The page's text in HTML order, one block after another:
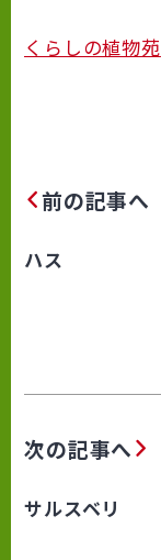
くらしの植物苑
前の記事へ
ハス
次の記事へ
サルスベリ